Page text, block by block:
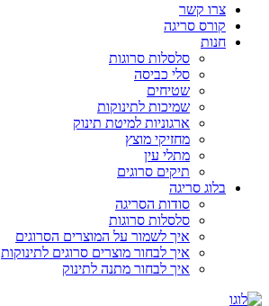
צרו קשר
קורס סריגה
חנות
סלסלות סרוגות
סלי כביסה
שטיחים
שמיכות לתינוקות
ארגוניות למיטת תינוק
מחזיקי מוצץ
מתלי עין
תיקים סרוגים
בלוג סריגה
סודות הסריגה
סלסלות סרוגות
איך לשמור על המוצרים הסרוגים
איך לבחור מוצרים סרוגים לתינוקות
איך לבחור מתנה לתינוק